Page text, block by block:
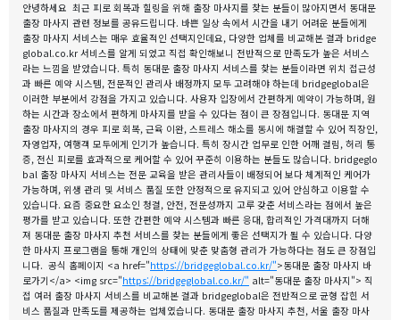
안녕하세요 최근 피로 회복과 힐링을 위해 출장 마사지를 찾는 분들이 많아지면서 동대문
출장 마사지 관련 정보를 공유드립니다. 바쁜 일상 속에서 시간을 내기 어려운 분들에게
출장 마사지 서비스는 매우 효율적인 선택지인데요, 다양한 업체를 비교해본 결과 bridge
global.co.kr 서비스를 알게 되었고 직접 확인해보니 전반적으로 만족도가 높은 서비스
라는 느낌을 받았습니다. 특히 동대문 출장 마사지 서비스를 찾는 분들이라면 위치 접근성
과 빠른 예약 시스템, 전문적인 관리사 배정까지 모두 고려해야 하는데 bridgeglobal은
이러한 부분에서 강점을 가지고 있습니다. 사용자 입장에서 간편하게 예약이 가능하며, 원
하는 시간과 장소에서 편하게 마사지를 받을 수 있다는 점이 큰 장점입니다. 동대문 지역
출장 마사지의 경우 피로 회복, 근육 이완, 스트레스 해소를 동시에 해결할 수 있어 직장인,
자영업자, 여행객 모두에게 인기가 높습니다. 특히 장시간 업무로 인한 어깨 결림, 허리 통
증, 전신 피로를 효과적으로 케어할 수 있어 꾸준히 이용하는 분들도 많습니다. bridgeglo
bal 출장 마사지 서비스는 전문 교육을 받은 관리사들이 배정되어 보다 체계적인 케어가
가능하며, 위생 관리 및 서비스 품질 또한 안정적으로 유지되고 있어 안심하고 이용할 수
있습니다. 요즘 중요한 요소인 청결, 안전, 전문성까지 고루 갖춘 서비스라는 점에서 높은
평가를 받고 있습니다. 또한 간편한 예약 시스템과 빠른 응대, 합리적인 가격대까지 더해
져 동대문 출장 마사지 추천 서비스를 찾는 분들에게 좋은 선택지가 될 수 있습니다. 다양
한 마사지 프로그램을 통해 개인의 상태에 맞춘 맞춤형 관리가 가능하다는 점도 큰 장점입
니다. 공식 홈페이지 <a href="https://bridgeglobal.co.kr/">동대문 출장 마사지 바
로가기</a> <img src="https://bridgeglobal.co.kr/" alt="동대문 출장 마사지"> 직
접 여러 출장 마사지 서비스를 비교해본 결과 bridgeglobal은 전반적으로 균형 잡힌 서
비스 품질과 만족도를 제공하는 업체였습니다. 동대문 출장 마사지 추천, 서울 출장 마사